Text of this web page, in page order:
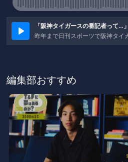
編集部おすすめ